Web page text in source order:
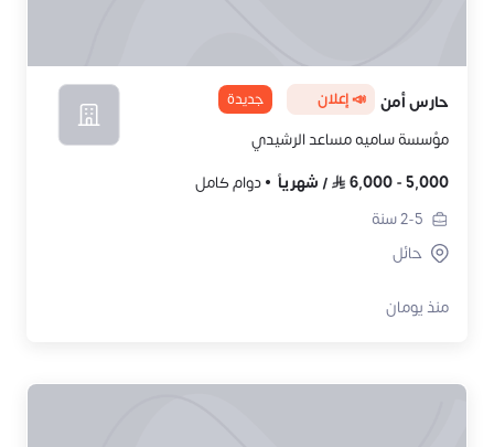
حارس أمن 📣 إعلان جديدة
مؤسسة ساميه مساعد الرشيدي
5,000
-
6,000
/ شهرياً
دوام كامل
2-5سنة
حائل
منذ يومان